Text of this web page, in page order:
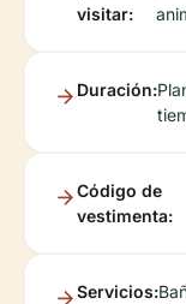
visitar:
Duración:
Código de
vestimenta:
Servicios: